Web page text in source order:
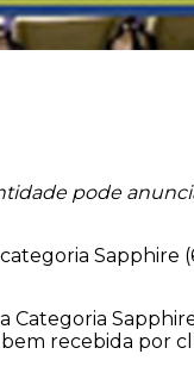
pode
Sapphire
recebida por